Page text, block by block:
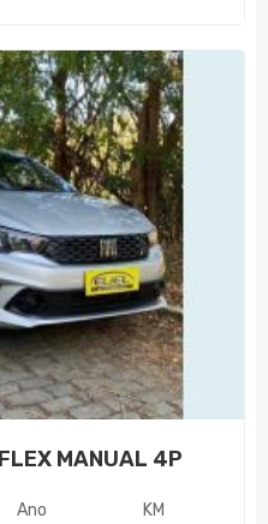
MANUAL 4P
Ano KM